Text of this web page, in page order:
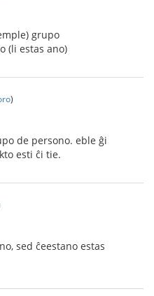
grupo
(li estas ano)
)
de persono. eble ĝi
esti ĉi tie.
sed ĉeestano estas